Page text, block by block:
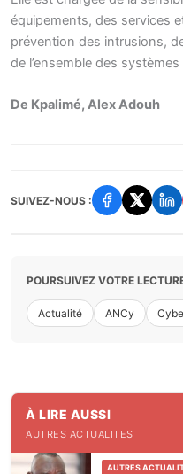
équipements, des services
prévention des intrusions,
de l’ensemble des
De Kpalimé, Alex Adouh
SUIVEZ-NOUS :
POURSUIVEZ VOTRE
Actualité ANCy
À LIRE AUSSI
AUTRES ACTUALITES
AUTRES